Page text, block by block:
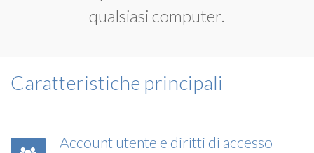
qualsiasi computer.
Caratteristiche principali
Account utente e diritti di accesso